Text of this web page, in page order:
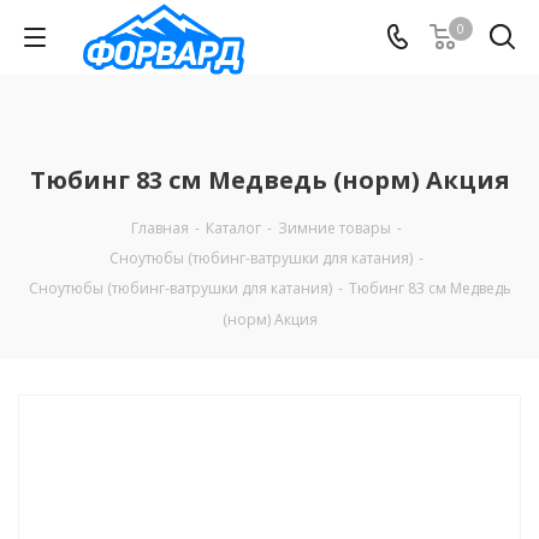
0
Тюбинг 83 см Медведь (норм) Акция
Главная - Каталог - Зимние товары -
Сноутюбы (тюбинг-ватрушки для катания) -
Сноутюбы (тюбинг-ватрушки для катания) - Тюбинг 83 см Медведь
(норм) Акция